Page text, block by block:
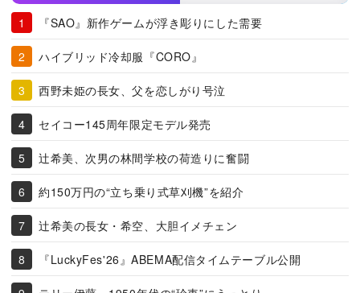
『SAO』新作ゲームが浮き彫りにした需要
ハイブリッド冷却服『CORO』
西野未姫の長女、父を恋しがり号泣
セイコー145周年限定モデル発売
辻希美、次男の林間学校の荷造りに奮闘
約150万円の“立ち乗り式草刈機”を紹介
辻希美の長女・希空、大胆イメチェン
『LuckyFes'26』ABEMA配信タイムテーブル公開